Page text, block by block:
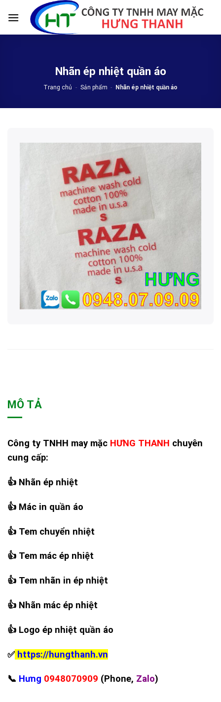
Nhãn ép nhiệt quần áo
Trang chủ - Sản phẩm - Nhãn ép nhiệt quần áo
MÔ TẢ
Công ty TNHH may mặc HƯNG THANH chuyên
cung cấp:
👍 Nhãn ép nhiệt
👍 Mác in quần áo
👍 Tem chuyển nhiệt
👍 Tem mác ép nhiệt
👍 Tem nhãn in ép nhiệt
👍 Nhãn mác ép nhiệt
👍 Logo ép nhiệt quần áo
✅ https://hungthanh.vn
📞 Hưng 0948070909 (Phone, Zalo)